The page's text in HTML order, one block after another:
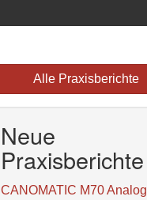
Alle Praxisberichte
Neue
Praxisberichte
CANOMATIC M70 Analog